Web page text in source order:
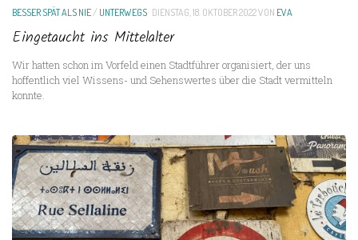
BESSER SPÄT ALS NIE/UNTERWEGS DIENSTAG, 18. OKTOBER 2022VON EVA
Eingetaucht ins Mittelalter
Wir hatten schon im Vorfeld einen Stadtführer organisiert, der uns
hoffentlich viel Wissens- und Sehenswertes über die Stadt vermitteln
konnte.